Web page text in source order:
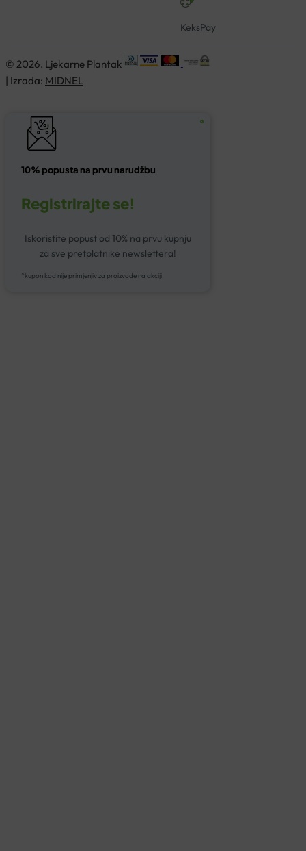
KeksPay
© 2026. Ljekarne Plantak
| Izrada: MIDNEL
10% popusta na prvu narudžbu
Registrirajte se!
Iskoristite popust od 10% na prvu kupnju
za sve pretplatnike newslettera!
*kupon kod nije primjenjiv za proizvode na akciji